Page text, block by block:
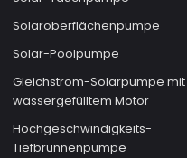
Solaroberflächenpumpe
Solar-Poolpumpe
Gleichstrom-Solarpumpe mit
wassergefülltem Motor
Hochgeschwindigkeits-
Tiefbrunnenpumpe